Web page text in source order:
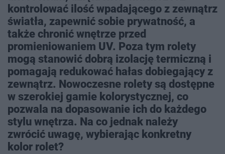
kontrolować ilość wpadającego z zewnątrz
światła, zapewnić sobie prywatność, a
także chronić wnętrze przed
promieniowaniem UV. Poza tym rolety
mogą stanowić dobrą izolację termiczną i
pomagają redukować hałas dobiegający z
zewnątrz. Nowoczesne rolety są dostępne
w szerokiej gamie kolorystycznej, co
pozwala na dopasowanie ich do każdego
stylu wnętrza. Na co jednak należy
zwrócić uwagę, wybierając konkretny
kolor rolet?